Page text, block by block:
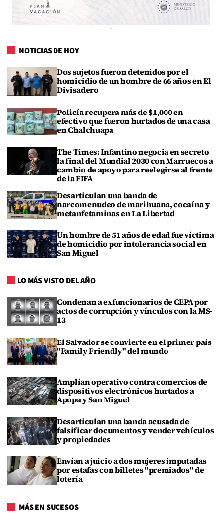
NOTICIAS DE HOY
Dos sujetos fueron detenidos por el
homicidio de un hombre de 66 años en El
Divisadero
Policía recupera más de $1,000 en
efectivo que fueron hurtados de una casa
en Chalchuapa
The Times: Infantino negocia en secreto
la final del Mundial 2030 con Marruecos a
cambio de apoyo para reelegirse al frente
de la FIFA
Desarticulan una banda de
narcomenudeo de marihuana, cocaína y
metanfetaminas en La Libertad
Un hombre de 51 años de edad fue víctima
de homicidio por intolerancia social en
San Miguel
LO MÁS VISTO DEL AÑO
Condenan a exfuncionarios de CEPA por
actos de corrupción y vínculos con la MS-
13
El Salvador se convierte en el primer país
"Family Friendly" del mundo
Amplían operativo contra comercios de
dispositivos electrónicos hurtados a
Apopa y San Miguel
Desarticulan una banda acusada de
falsificar documentos y vender vehículos
y propiedades
Envían a juicio a dos mujeres imputadas
por estafas con billetes "premiados" de
lotería
MÁS EN SUCESOS